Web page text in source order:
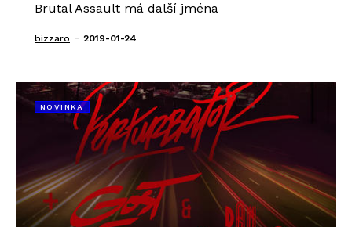
Brutal Assault má další jména
bizzaro - 2019-01-24
NOVINKA